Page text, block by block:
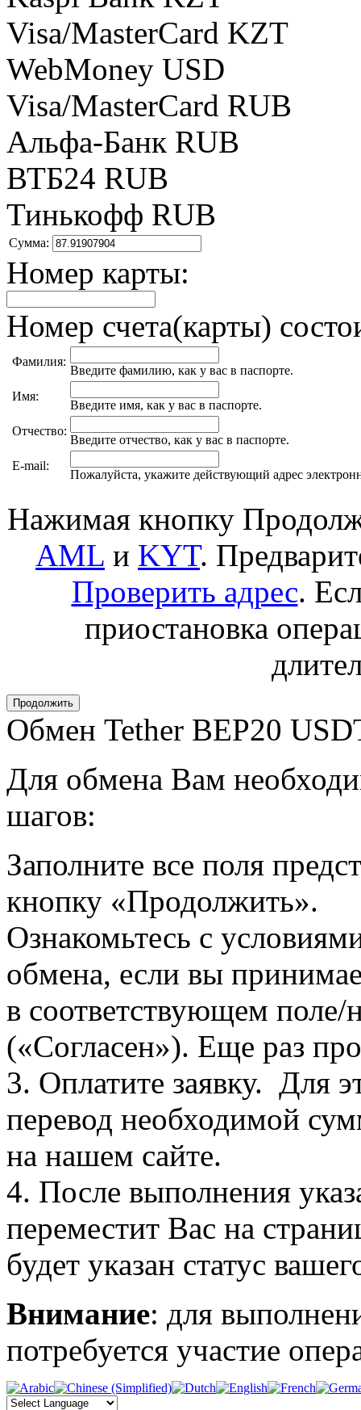
Visa/MasterCard KZT
WebMoney USD
Visa/MasterCard RUB
Альфа-Банк RUB
ВТБ24 RUB
Тинькофф RUB
Сумма:
Номер карты:
Номер счета(карты)
Фамилия:
Введите фамилию, как у вас в паспорте.
Имя:
Введите имя, как у вас в паспорте.
Отчество:
Введите отчество, как у вас в паспорте.
E-mail:
Пожалуйста, укажите действующий адрес
Нажимая кнопку
AML и KYT.
Проверить адрес.
приостановка
Обмен Tether BEP20
Для обмена Вам
шагов:
Заполните все поля
кнопку «Продолжить».
Ознакомьтесь с
обмена, если вы
в соответствующем
(«Согласен»). Еще раз
3. Оплатите заявку. Для
перевод необходимой
на нашем сайте.
4. После выполнения
переместит Вас на
будет указан статус
Внимание: для
потребуется участие